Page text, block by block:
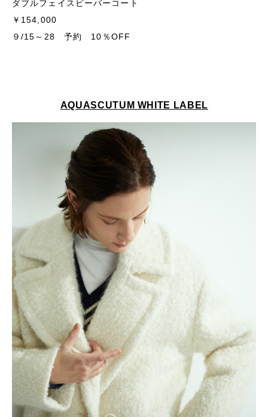
ダブルフェイスビーバーコート
￥154,000
９/15～28 予約 10％OFF
AQUASCUTUM WHITE LABEL